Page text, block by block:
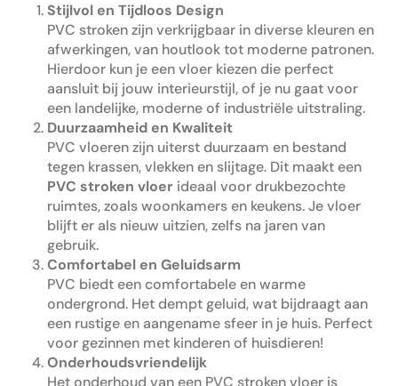
Stijlvol en Tijdloos Design
PVC stroken zijn verkrijgbaar in diverse kleuren en
afwerkingen, van houtlook tot moderne patronen.
Hierdoor kun je een vloer kiezen die perfect
aansluit bij jouw interieurstijl, of je nu gaat voor
een landelijke, moderne of industriële uitstraling.
Duurzaamheid en Kwaliteit
PVC vloeren zijn uiterst duurzaam en bestand
tegen krassen, vlekken en slijtage. Dit maakt een
PVC stroken vloerideaal voor drukbezochte
ruimtes, zoals woonkamers en keukens. Je vloer
blijft er als nieuw uitzien, zelfs na jaren van
gebruik.
Comfortabel en Geluidsarm
PVC biedt een comfortabele en warme
ondergrond. Het dempt geluid, wat bijdraagt aan
een rustige en aangename sfeer in je huis. Perfect
voor gezinnen met kinderen of huisdieren!
Onderhoudsvriendelijk
Het onderhoud van een PVC stroken vloer is